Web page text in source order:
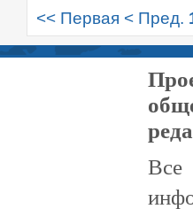
<< Первая < Пред.